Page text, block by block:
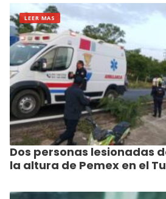
LEER MAS
Dos personas lesionadas
la altura de Pemex en el